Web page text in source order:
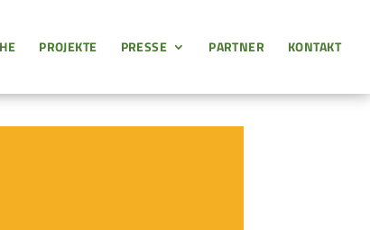
PROJEKTE PRESSE PARTNER KONTAKT